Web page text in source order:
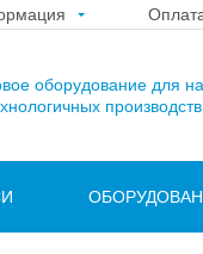
оборудование для
производств